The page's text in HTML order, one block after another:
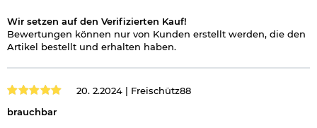
Wir setzen auf den Verifizierten Kauf!
Bewertungen können nur von Kunden erstellt werden, die den
Artikel bestellt und erhalten haben.
20. 2.2024 | Freischütz88
brauchbar